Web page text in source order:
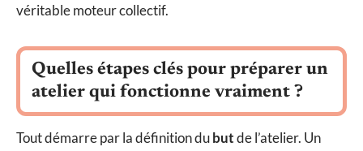
véritable moteur collectif.
Quelles étapes clés pour préparer un
atelier qui fonctionne vraiment ?
Tout démarre par la définition dubutde l’atelier. Un